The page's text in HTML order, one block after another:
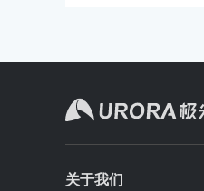
关于我们